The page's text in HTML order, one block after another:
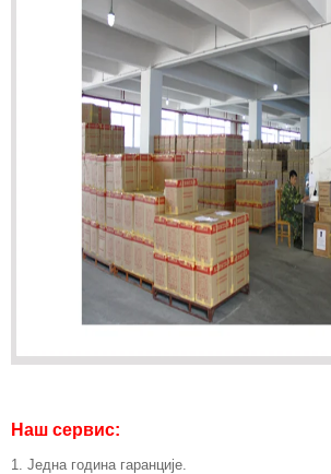
Наш сервис:
1. Једна година гаранције.